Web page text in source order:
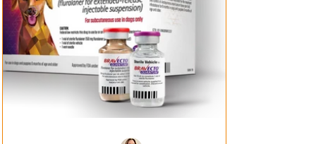
Загальне птахи, гризуни, екзоти